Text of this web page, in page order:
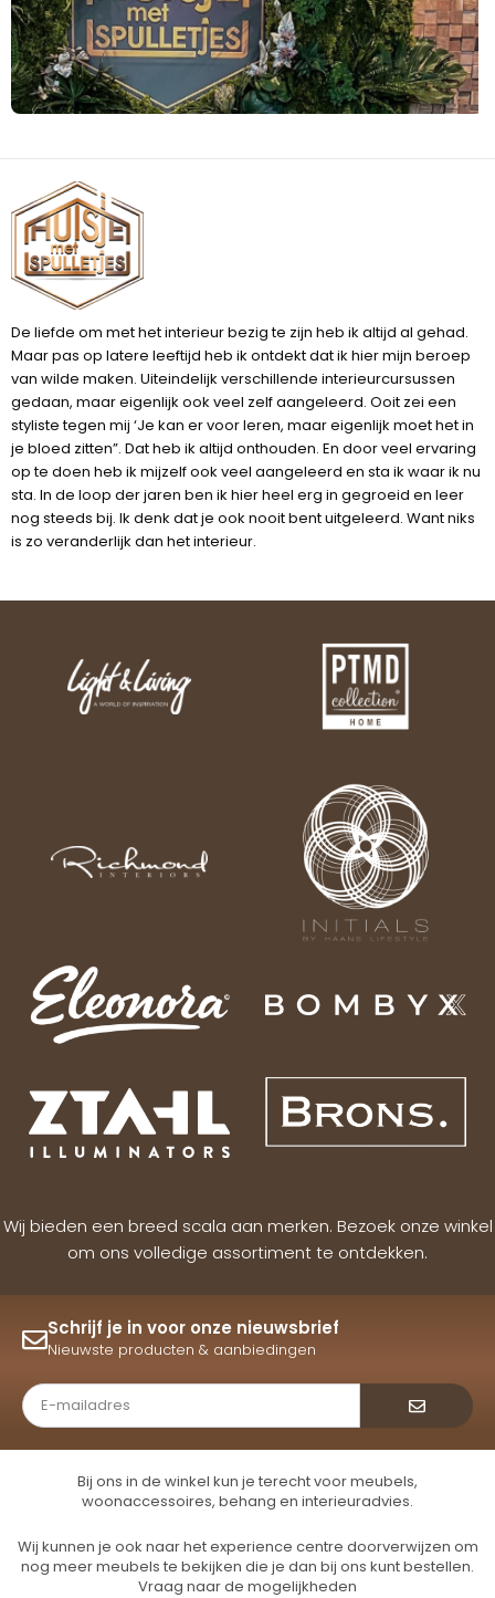
De liefde om met het interieur bezig te zijn heb ik altijd al gehad.
Maar pas op latere leeftijd heb ik ontdekt dat ik hier mijn beroep
van wilde maken. Uiteindelijk verschillende interieurcursussen
gedaan, maar eigenlijk ook veel zelf aangeleerd. Ooit zei een
styliste tegen mij ‘Je kan er voor leren, maar eigenlijk moet het in
je bloed zitten”. Dat heb ik altijd onthouden. En door veel ervaring
op te doen heb ik mijzelf ook veel aangeleerd en sta ik waar ik nu
sta. In de loop der jaren ben ik hier heel erg in gegroeid en leer
nog steeds bij. Ik denk dat je ook nooit bent uitgeleerd. Want niks
is zo veranderlijk dan het interieur.
Wij bieden een breed scala aan merken. Bezoek onze winkel
om ons volledige assortiment te ontdekken.
Schrijf je in voor onze nieuwsbrief
Nieuwste producten & aanbiedingen
Bij ons in de winkel kun je terecht voor meubels,
woonaccessoires, behang en interieuradvies.
Wij kunnen je ook naar het experience centre doorverwijzen om
nog meer meubels te bekijken die je dan bij ons kunt bestellen.
Vraag naar de mogelijkheden